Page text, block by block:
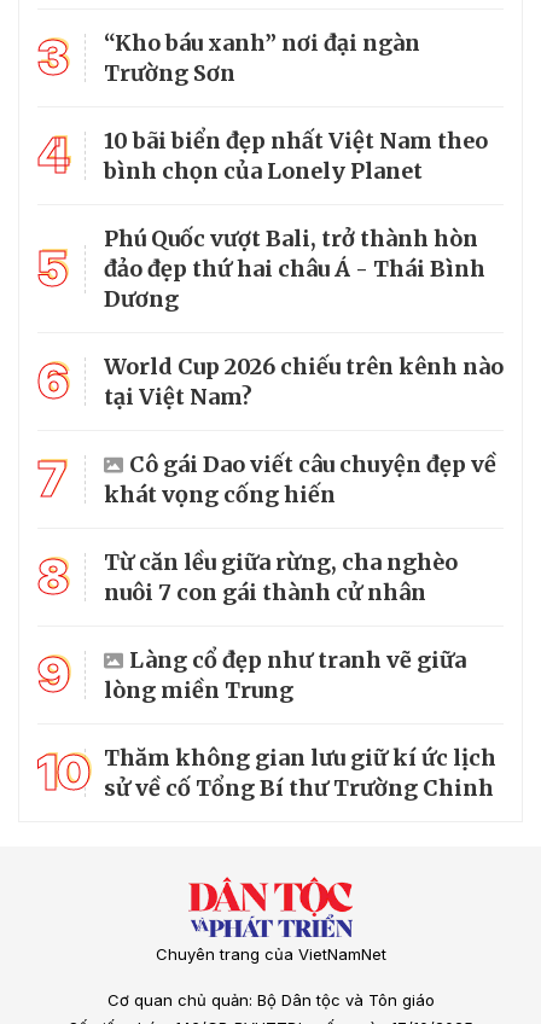
3
“Kho báu xanh” nơi đại ngàn
Trường Sơn
4
10 bãi biển đẹp nhất Việt Nam theo
bình chọn của Lonely Planet
5
Phú Quốc vượt Bali, trở thành hòn
đảo đẹp thứ hai châu Á - Thái Bình
Dương
6
World Cup 2026 chiếu trên kênh nào
tại Việt Nam?
7
Cô gái Dao viết câu chuyện đẹp về
khát vọng cống hiến
8
Từ căn lều giữa rừng, cha nghèo
nuôi 7 con gái thành cử nhân
9
Làng cổ đẹp như tranh vẽ giữa
lòng miền Trung
10 Thăm không gian lưu giữ kí ức lịch
sử về cố Tổng Bí thư Trường Chinh
Chuyên trang của VietNamNet
Cơ quan chủ quản: Bộ Dân tộc và Tôn giáo